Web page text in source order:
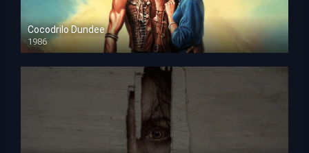
Cocodrilo Dundee
1986
HD 1080p